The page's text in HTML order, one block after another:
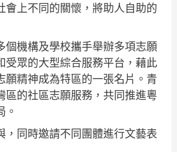
上不同的關懷，將助人自助的
個機構及學校攜手舉辦多項志願
受眾的大型綜合服務平台，藉此
精神成為特區的一張名片。青
的社區志願服務，共同推進粵
。
同時邀請不同團體進行文藝表